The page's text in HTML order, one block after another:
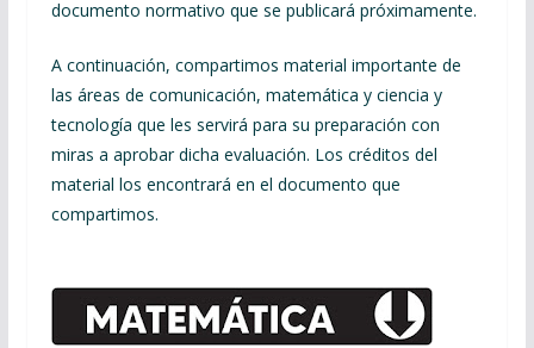
documento normativo que se publicará próximamente.
A continuación, compartimos material importante de
las áreas de comunicación, matemática y ciencia y
tecnología que les servirá para su preparación con
miras a aprobar dicha evaluación. Los créditos del
material los encontrará en el documento que
compartimos.